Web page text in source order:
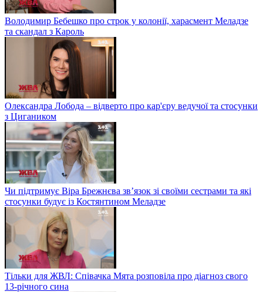
Володимир Бебешко про строк у колонії, харасмент Меладзе
та скандал з Кароль
Олександра Лобода – відверто про кар'єру ведучої та стосунки
з Цигаником
Чи підтримує Віра Брежнєва зв’язок зі своїми сестрами та які
стосунки будує із Костянтином Меладзе
Тільки для ЖВЛ: Співачка Мята розповіла про діагноз свого
13-річного сина